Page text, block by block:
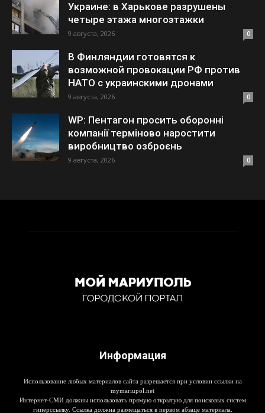
Украине: в Харькове разрушены
четыре этажа многоэтажки
9 августа, 2026 0
В Финляндии готовятся к
возможной провокации РФ против
НАТО с украинскими дронами
9 августа, 2026 0
WP: Пентагон просить оборонні
компанії терміново наростити
виробництво озброєнь
9 августа, 2026 0
Информация
Использование любых материалов сайта разрешается при условии ссылки на
mymariupol.net
Интернет-СМИ должны использовать прямую открытую для поисковых систем
гиперссылку. Ссылка должна размещаться в первом абзаце материала.